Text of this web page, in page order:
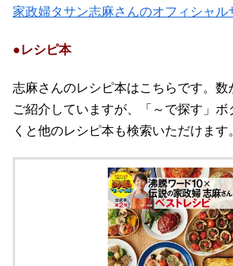
家政婦タサン志麻さんのオフィシャル
●レシピ本
志麻さんのレシピ本はこちらです。数
ご紹介していますが、「～で探す」
くと他のレシピ本も検索いただけます